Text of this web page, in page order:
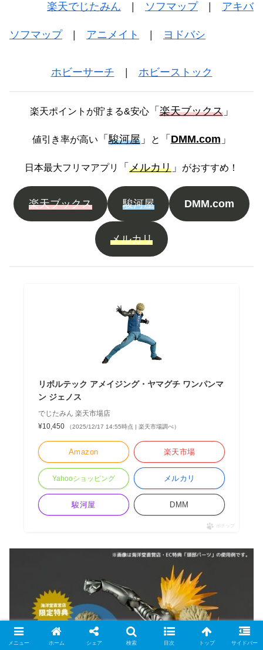
楽天でじたみん ソフマップ| アキバ
ソフマップ| アニメイト ヨドバシ
ホビーサーチ ホビーストック
楽天ポイントが貯まる&安心「 楽天ブックス」
値引き率が高い 「駿河屋」 と 「 DMM.com 」
日本最大フリマアプリ 「 メルカリ 」 がおすすめ！
楽天ブックス 駿河屋 DMM.com
メルカリ
リボルテック アメイジング・ヤマグチ ワンパンマ
ン ジェノス
でじたみん 楽天市場店
¥10,450
（2025/12/17 14:55時点 | 楽天市場調べ）
Amazon 楽天市場
Yahooショッピング メルカリ
駿河屋 DMM
ポチップ
メニュー ホーム シェア 検索 目次 トップ サイドバー